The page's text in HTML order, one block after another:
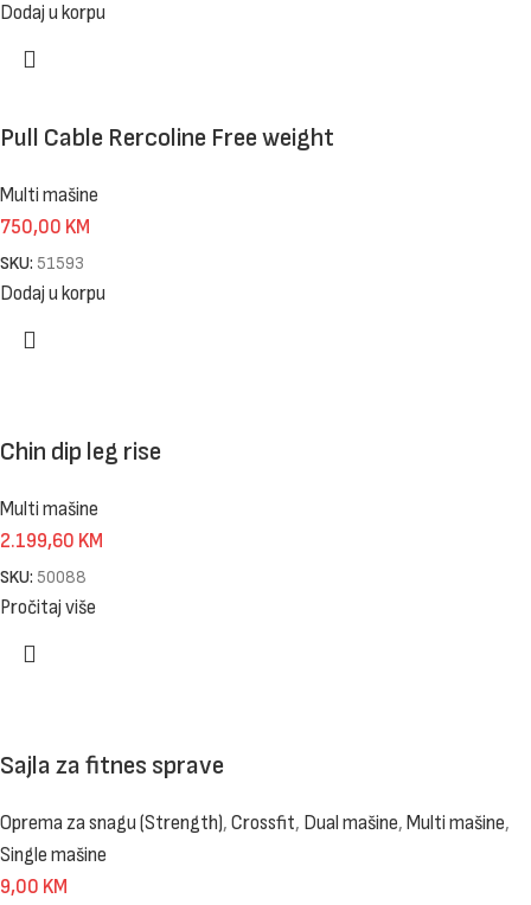
Dodaj u korpu
Pull Cable Rercoline Free weight
Multi mašine
750,00 KM
SKU: 51593
Dodaj u korpu
Chin dip leg rise
Multi mašine
2.199,60 KM
SKU: 50088
Pročitaj više
Sajla za fitnes sprave
Oprema za snagu (Strength), Crossfit, Dual mašine, Multi mašine,
Single mašine
9,00 KM